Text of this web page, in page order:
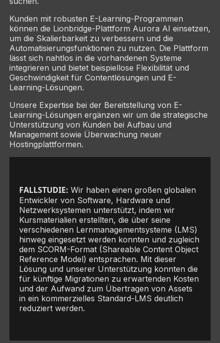
Kunden mit robusten E-Learning-Programmen
können die Lionbridge-Plattform Aurora AI einsetzen,
um die Skalierbarkeit zu verbessern und die
Automatisierungsfunktionen zu nutzen. Die Plattform
lässt sich nahtlos in die vorhandenen Systeme
integrieren und bietet beispiellose Flexibilität und
Geschwindigkeit für Contentlösungen und E-
Learning-Lösungen.
Unsere Expertise bei der Bereitstellung von E-
Learning-Lösungen ergänzen wir um die strategische
Unterstützung von Kunden bei Aufbau und
Management sowie Überwachung neuer
Hostingplattformen.
FALLSTUDIE: Wir haben einen großen globalen
Entwickler von Software, Hardware und
Netzwerksystemen unterstützt, indem wir
Kursmaterialien erstellten, die über seine
verschiedenen Lernmanagementsysteme (LMS)
hinweg eingesetzt werden konnten und zugleich
dem SCORM-Format (Shareable Content Object
Reference Model) entsprachen. Mit dieser
Lösung und unserer Unterstützung konnten die
für künftige Migrationen zu erwartenden Kosten
und der Aufwand zum Übertragen von Assets
in ein kommerzielles Standard-LMS deutlich
reduziert werden.